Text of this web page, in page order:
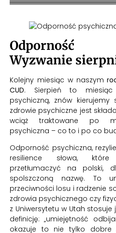
Odporność
Wyzwanie
Kolejny miesiąc w naszym
CUD. Sierpień to
psychiczną, znów
zdrowie psychiczne jest
wciąż traktowane po
psychiczna – co to i po co
Odporność psychiczna,
resilience słowa,
przetłumaczyć na polski,
spolszczoną nazwę. To
przeciwności losu i radzenie
zdrowia psychicznego czy
z Uniwersytetu w Utah
definicję: „umiejętność
okazuje to nie tylko dobre